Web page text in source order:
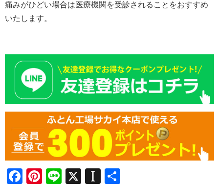
痛みがひどい場合は医療機関を受診されることをおすすめ
いたします。
Facebook
Pinterest
Line
X Instapaper